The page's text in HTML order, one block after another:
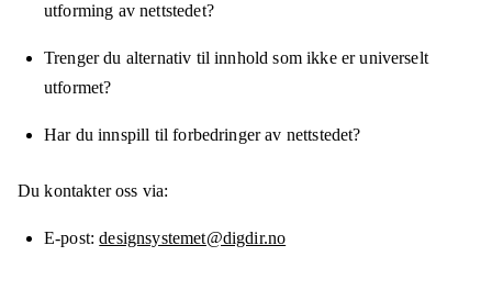
utforming av nettstedet?
Trenger du alternativ til innhold som ikke er universelt
utformet?
Har du innspill til forbedringer av nettstedet?
Du kontakter oss via:
E-post designsystemet@digdir.no